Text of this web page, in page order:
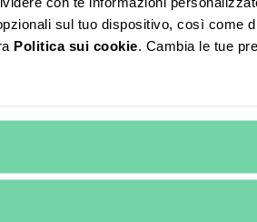
sul tuo dispositivo, così come
Politica sui cookie . Cambia le tue